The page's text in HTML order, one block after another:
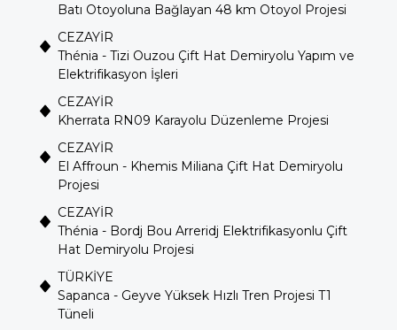
Batı Otoyoluna Bağlayan 48 km Otoyol Projesi
CEZAYİR
Thénia - Tizi Ouzou Çift Hat Demiryolu Yapım ve
Elektrifikasyon İşleri
CEZAYİR
Kherrata RN09 Karayolu Düzenleme Projesi
CEZAYİR
El Affroun - Khemis Miliana Çift Hat Demiryolu
Projesi
CEZAYİR
Thénia - Bordj Bou Arreridj Elektrifikasyonlu Çift
Hat Demiryolu Projesi
TÜRKİYE
Sapanca - Geyve Yüksek Hızlı Tren Projesi T1
Tüneli